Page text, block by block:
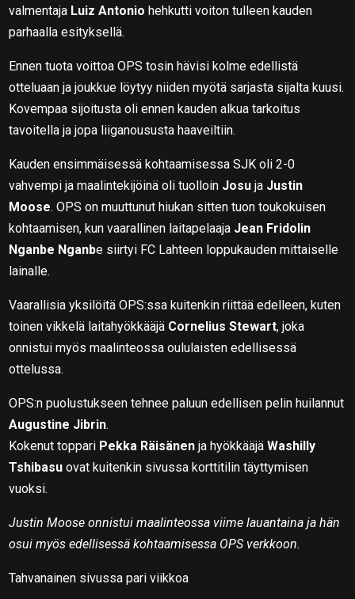
valmentaja Luiz Antonio hehkutti voiton tulleen kauden
parhaalla esityksellä.
Ennen tuota voittoa OPS tosin hävisi kolme edellistä
otteluaan ja joukkue löytyy niiden myötä sarjasta sijalta kuusi.
Kovempaa sijoitusta oli ennen kauden alkua tarkoitus
tavoitella ja jopa liiganoususta haaveiltiin.
Kauden ensimmäisessä kohtaamisessa SJK oli 2-0
vahvempi ja maalintekijöinä oli tuolloin Josu ja Justin
Moose. OPS on muuttunut hiukan sitten tuon toukokuisen
kohtaamisen, kun vaarallinen laitapelaaja Jean Fridolin
Nganbe Nganbe siirtyi FC Lahteen loppukauden mittaiselle
lainalle.
Vaarallisia yksilöitä OPS:ssa kuitenkin riittää edelleen, kuten
toinen vikkelä laitahyökkääjä Cornelius Stewart, joka
onnistui myös maalinteossa oululaisten edellisessä
ottelussa.
OPS:n puolustukseen tehnee paluun edellisen pelin huilannut
Augustine Jibrin.
Kokenut toppari Pekka Räisänen ja hyökkääjäWashilly
Tshibasu ovat kuitenkin sivussa korttitilin täyttymisen
vuoksi.
Justin Moose onnistui maalinteossa viime lauantaina ja hän
osui myös edellisessä kohtaamisessa OPS verkkoon.
Tahvanainen sivussa pari viikkoa